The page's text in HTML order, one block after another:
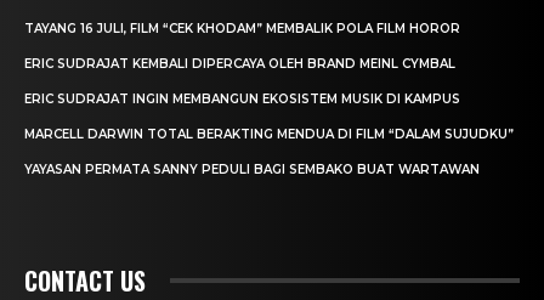
TAYANG 16 JULI, FILM “CEK KHODAM” MEMBALIK POLA FILM HOROR
ERIC SUDRAJAT KEMBALI DIPERCAYA OLEH BRAND MEINL CYMBAL
ERIC SUDRAJAT INGIN MEMBANGUN EKOSISTEM MUSIK DI KAMPUS
MARCELL DARWIN TOTAL BERAKTING MENDUA DI FILM “DALAM SUJUDKU”
YAYASAN PERMATA SANNY PEDULI BAGI SEMBAKO BUAT WARTAWAN
CONTACT US